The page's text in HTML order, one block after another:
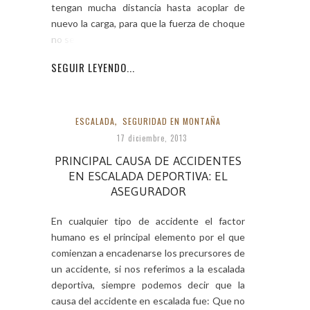
tengan mucha distancia hasta acoplar de
nuevo la carga, para que la fuerza de choque
no sea capaz
SEGUIR LEYENDO...
ESCALADA, SEGURIDAD EN MONTAÑA
17 diciembre, 2013
PRINCIPAL CAUSA DE ACCIDENTES
EN ESCALADA DEPORTIVA: EL
ASEGURADOR
En cualquier tipo de accidente el factor
humano es el principal elemento por el que
comienzan a encadenarse los precursores de
un accidente, si nos referimos a la escalada
deportiva, siempre podemos decir que la
causa del accidente en escalada fue: Que no